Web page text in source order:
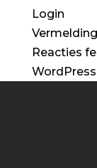
Login
Reacties